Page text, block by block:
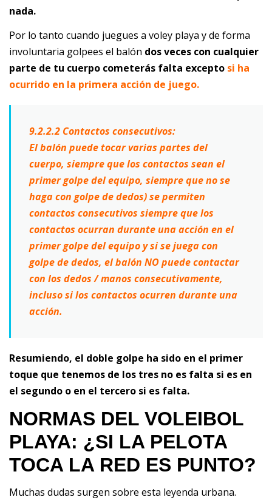
nada.
Por lo tanto cuando juegues a voley playa y de forma
involuntaria golpees el balón dos veces con cualquier
parte de tu cuerpo cometerás falta excepto si ha
ocurrido en la primera acción de juego.
9.2.2.2 Contactos consecutivos:
El balón puede tocar varias partes del
cuerpo, siempre que los contactos sean el
primer golpe del equipo, siempre que no se
haga con golpe de dedos) se permiten
contactos consecutivos siempre que los
contactos ocurran durante una acción en el
primer golpe del equipo y si se juega con
golpe de dedos, el balón NO puede contactar
con los dedos / manos consecutivamente,
incluso si los contactos ocurren durante una
acción.
Resumiendo, el doble golpe ha sido en el primer
toque que tenemos de los tres no es falta si es en
el segundo o en el tercero si es falta.
NORMAS DEL VOLEIBOL
PLAYA: ¿SI LA PELOTA
TOCA LA RED ES PUNTO?
Muchas dudas surgen sobre esta leyenda urbana.